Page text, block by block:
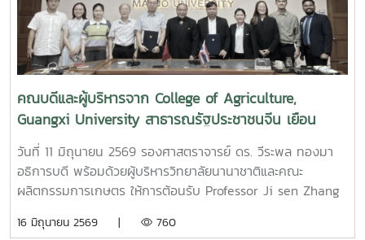
คณบดีและผู้บริหารจาก College of Agriculture,
Guangxi University สาธารณรัฐประชาชนจีน เยือน
มหาวิทยาลัยแม่โจ้
วันที่ 11 มิถุนายน 2569 รองศาสตราจารย์ ดร. วีระพล ทองมา
อธิการบดี พร้อมด้วยผู้บริหารวิทยาลัยนานาชาติและคณะ
ผลิตกรรมการเกษตร ให้การต้อนรับ Professor Ji sen Zhang
University ประเทศสาธารณรัฐประชาชนจีน ในโอกาสเยือน
16 มิถุนายน 2569 | 760